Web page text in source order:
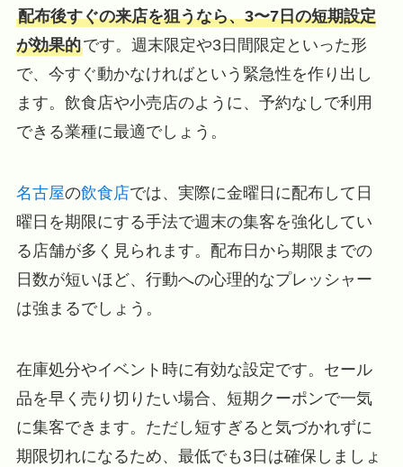
配布後すぐの来店を狙うなら、3〜7日の短期設定
が効果的です。週末限定や3日間限定といった形
で、今すぐ動かなければという緊急性を作り出し
ます。飲食店や小売店のように、予約なしで利用
できる業種に最適でしょう。
名古屋の飲食店では、実際に金曜日に配布して日
曜日を期限にする手法で週末の集客を強化してい
る店舗が多く見られます。配布日から期限までの
日数が短いほど、行動への心理的なプレッシャー
は強まるでしょう。
在庫処分やイベント時に有効な設定です。セール
品を早く売り切りたい場合、短期クーポンで一気
に集客できます。ただし短すぎると気づかれずに
期限切れになるため、最低でも3日は確保しましょ